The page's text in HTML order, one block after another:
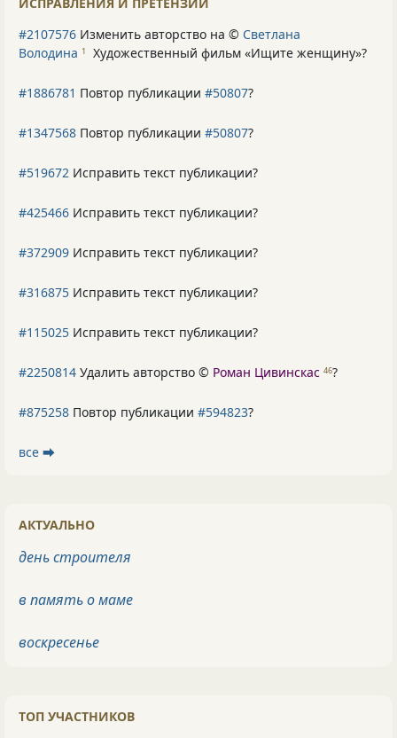
#2107576 Изменить авторство на © Светлана
Володина 1 Художественный фильм «Ищите женщину»?
#1886781 Повтор публикации #50807?
#1347568 Повтор публикации #50807?
#519672 Исправить текст публикации?
#425466 Исправить текст публикации?
#372909 Исправить текст публикации?
#316875 Исправить текст публикации?
#115025 Исправить текст публикации?
#2250814 Удалить авторство © Роман Цивинскас 46?
#875258 Повтор публикации #594823?
все ⮕
АКТУАЛЬНО
день строителя
в память о маме
воскресенье
ТОП УЧАСТНИКОВ